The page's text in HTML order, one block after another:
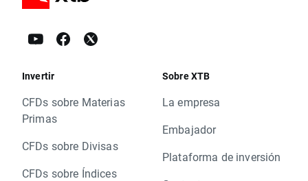
Invertir
CFDs sobre Materias
Primas
CFDs sobre Divisas
CFDs sobre Índices
Sobre XTB
La empresa
Embajador
Plataforma de inversión